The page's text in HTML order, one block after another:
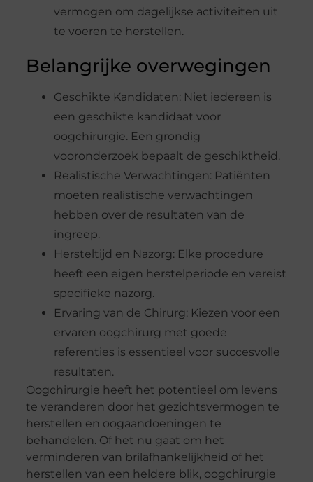
vermogen om dagelijkse activiteiten uit
te voeren te herstellen.
Belangrijke overwegingen
Geschikte Kandidaten: Niet iedereen is
een geschikte kandidaat voor
oogchirurgie. Een grondig
vooronderzoek bepaalt de geschiktheid.
Realistische Verwachtingen: Patiënten
moeten realistische verwachtingen
hebben over de resultaten van de
ingreep.
Hersteltijd en Nazorg: Elke procedure
heeft een eigen herstelperiode en vereist
specifieke nazorg.
Ervaring van de Chirurg: Kiezen voor een
ervaren oogchirurg met goede
referenties is essentieel voor succesvolle
resultaten.
Oogchirurgie heeft het potentieel om levens
te veranderen door het gezichtsvermogen te
herstellen en oogaandoeningen te
behandelen. Of het nu gaat om het
verminderen van brilafhankelijkheid of het
herstellen van een heldere blik, oogchirurgie